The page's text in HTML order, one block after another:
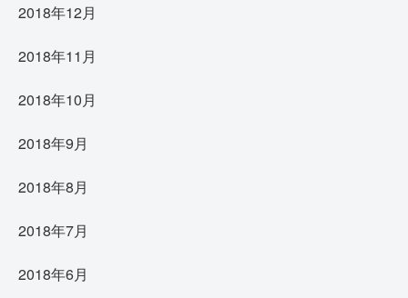
2018年12月
2018年11月
2018年10月
2018年9月
2018年8月
2018年7月
2018年6月